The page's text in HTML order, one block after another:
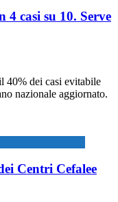
4 casi su 10. Serve
40% dei casi evitabile
nazionale aggiornato.
Centri Cefalee